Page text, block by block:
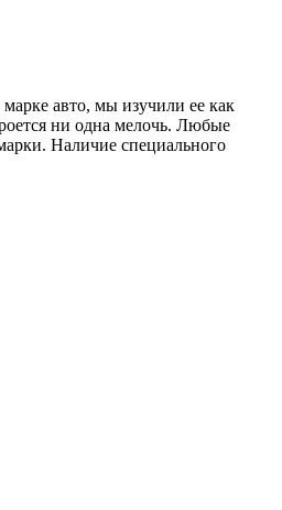
авто, мы изучили ее как
ни одна мелочь. Любые
Наличие специального